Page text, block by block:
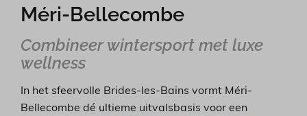
Méri-Bellecombe
Combineer wintersport met luxe
wellness
In het sfeervolle Brides-les-Bains vormt Méri-
Bellecombe dé ultieme uitvalsbasis voor een